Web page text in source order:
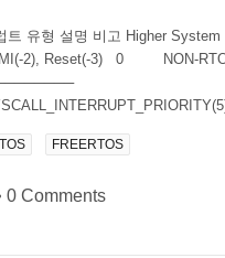
트 유형 설명 비고 Higher
2), Reset(-3) 0 NON-
구간(PRIO 6~15)에서 발생하는
에 대해 인터럽트 활성화
핸들러 함수의 마지막에서
FREERTOS
0 Comments